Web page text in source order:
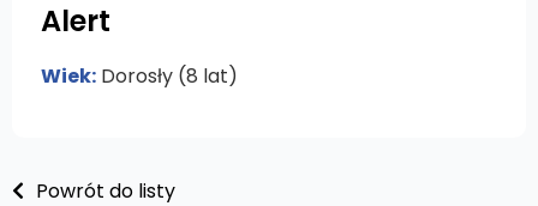
Alert
Wiek: Dorosły (8 lat)
Powrót do listy